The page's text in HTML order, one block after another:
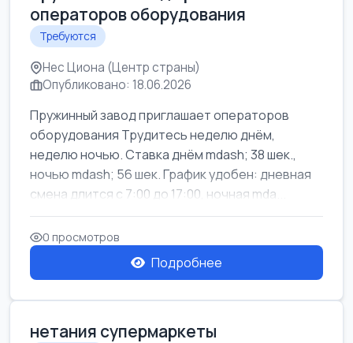
операторов оборудования
Требуются
Нес Циона (Центр страны)
Опубликовано: 18.06.2026
Пружинный завод приглашает операторов
оборудования Трудитесь неделю днём,
неделю ночью. Ставка днём mdash; 38 шек.,
ночью mdash; 56 шек. График удобен: дневная
смена длится с 7:00 до 17:00, ночная mda...
0 просмотров
Подробнее
нетания супермаркеты